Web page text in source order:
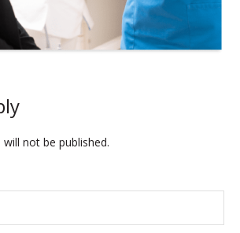
not be published.